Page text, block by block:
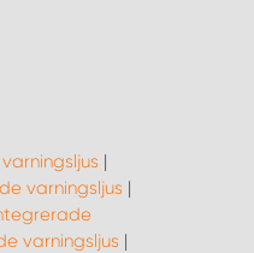
|
varningsljus |
varningsljus |